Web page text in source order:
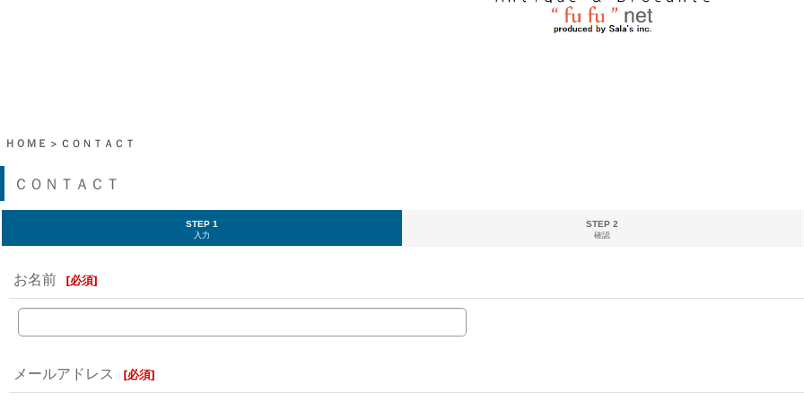
ＨＯＭＥ > ＣＯＮＴＡＣＴ
ＣＯＮＴＡＣＴ
STEP 1
入力
STEP 2
確認
お名前 [必須]
メールアドレス [必須]